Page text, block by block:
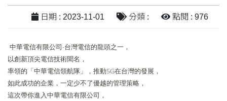
日期 : 2023-11-01 分類 : 點閱 : 976
中華電信有限公司-台灣電信的龍頭之一，
以創新頂尖電信技術聞名，
率領的「中華電信領航隊」，推動5G在台灣的發展，
如此成功的企業，一定少不了優越的管理策略，
這次帶你進入中華電信有限公司，